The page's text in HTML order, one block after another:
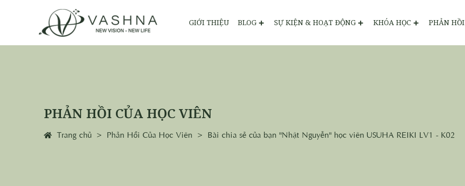
GIỚI THIỆU BLOG SỰ KIỆN & HOẠT ĐỘNG KHÓA HỌC PHẢN HỒI
PHẢN HỒI CỦA HỌC VIÊN
Trang chủ Phản Hồi Của Học Viên Bài chia sẻ của bạn "Nhật Nguyễn" học viên USUHA REIKI LV1 - K02